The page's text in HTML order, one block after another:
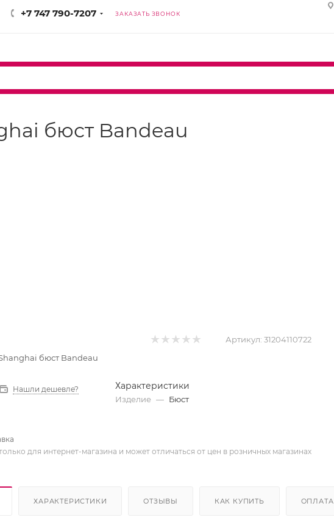
+7 747 790-7207 ЗАКАЗАТЬ ЗВОНОК
бюст Bandeau
Артикул: 31204110722
бюст Bandeau
Нашли дешевле? Характеристики
Изделие — Бюст
для интернет-магазина и может отличаться от цен в розничных магазинах
ХАРАКТЕРИСТИКИ ОТЗЫВЫ КАК КУПИТЬ ОПЛАТА